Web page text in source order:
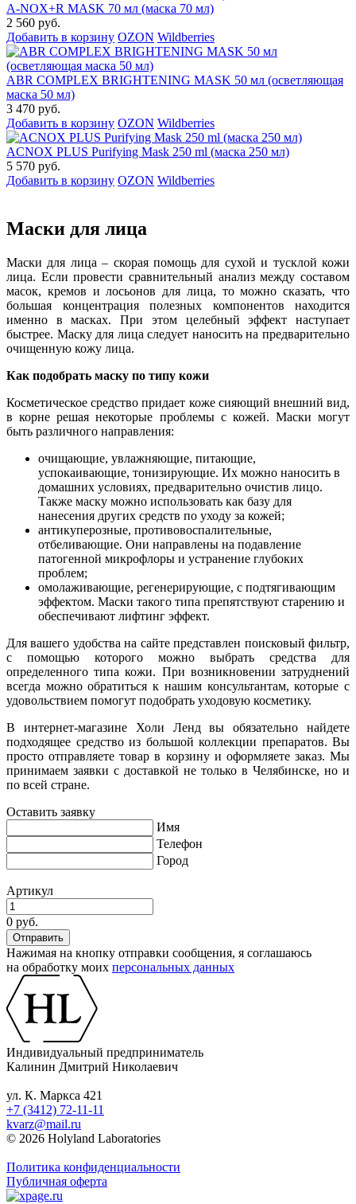
A-NOX+R MASK 70 мл (маска 70 мл)
2 560 руб.
Добавить в корзину OZON Wildberries
ABR COMPLEX BRIGHTENING MASK 50 мл (осветляющая
маска 50 мл)
3 470 руб.
Добавить в корзину OZON Wildberries
ACNOX PLUS Purifying Mask 250 ml (маска 250 мл)
5 570 руб.
Добавить в корзину OZON Wildberries
Маски для лица
Маски для лица – скорая помощь для сухой и тусклой кожи
лица. Если провести сравнительный анализ между составом
масок, кремов и лосьонов для лица, то можно сказать, что
большая концентрация полезных компонентов находится
именно в масках. При этом целебный эффект наступает
быстрее. Маску для лица следует наносить на предварительно
очищенную кожу лица.
Как подобрать маску по типу кожи
Косметическое средство придает коже сияющий внешний вид,
в корне решая некоторые проблемы с кожей. Маски могут
быть различного направления:
очищающие, увлажняющие, питающие,
успокаивающие, тонизирующие. Их можно наносить в
домашних условиях, предварительно очистив лицо.
Также маску можно использовать как базу для
нанесения других средств по уходу за кожей;
антикуперозные, противовоспалительные,
отбеливающие. Они направлены на подавление
патогенной микрофлоры и устранение глубоких
проблем;
омолаживающие, регенерирующие, с подтягивающим
эффектом. Маски такого типа препятствуют старению и
обеспечивают лифтинг эффект.
Для вашего удобства на сайте представлен поисковый фильтр,
с помощью которого можно выбрать средства для
определенного типа кожи. При возникновении затруднений
всегда можно обратиться к нашим консультантам, которые с
удовольствием помогут подобрать уходовую косметику.
В интернет-магазине Холи Ленд вы обязательно найдете
подходящее средство из большой коллекции препаратов. Вы
просто отправляете товар в корзину и оформляете заказ. Мы
принимаем заявки с доставкой не только в Челябинске, но и
по всей стране.
Оставить заявку
Имя
Телефон
Город
Артикул
0 руб.
Нажимая на кнопку отправки сообщения, я соглашаюсь
на обработку моих персональных данных
Индивидуальный предприниматель
Калинин Дмитрий Николаевич
ул. К. Маркса 421
+7 (3412) 72-11-11
kvarz@mail.ru
© 2026 Holyland Laboratories
Политика конфиденциальности
Публичная оферта